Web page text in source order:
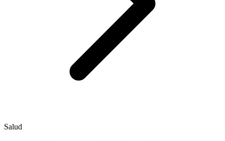
Salud